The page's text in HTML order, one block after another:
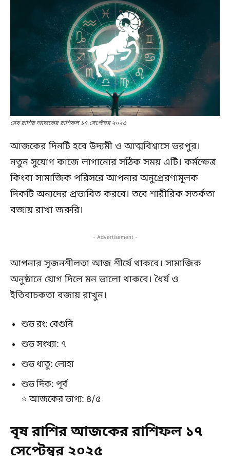
মেষ রাশির আজকের রাশিফল ১৭ সেপ্টেম্বর ২০২৫
আজকের দিনটি হবে উদ্যমী ও আত্মবিশ্বাসে ভরপুর।
নতুন সুযোগ কাজে লাগানোর সঠিক সময় এটি। কর্মক্ষেত্র
কিংবা সামাজিক পরিসরে আপনার অনুপ্রেরণামূলক
দিকটি অন্যদের প্রভাবিত করবে। তবে শারীরিক সতর্কতা
বজায় রাখা জরুরি।
- Advertisement -
আপনার সৃজনশীলতা আজ শীর্ষে থাকবে। সামাজিক
অনুষ্ঠানে যোগ দিলে মন ভালো থাকবে। ধৈর্য ও
ইতিবাচকতা বজায় রাখুন।
শুভ রং: বেগুনি
শুভ সংখ্যা: ৭
শুভ ধাতু: লোহা
শুভ দিক: পূর্ব
⭐ আজকের ভাগ্য: ৪/৫
বৃষ রাশির আজকের রাশিফল ১৭
সেপ্টেম্বর ২০২৫